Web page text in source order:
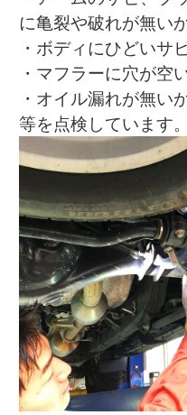
に亀裂や破れが無い
・ボディにひどいサ
・マフラーに穴が空
・オイル漏れが無い
等を点検しています。